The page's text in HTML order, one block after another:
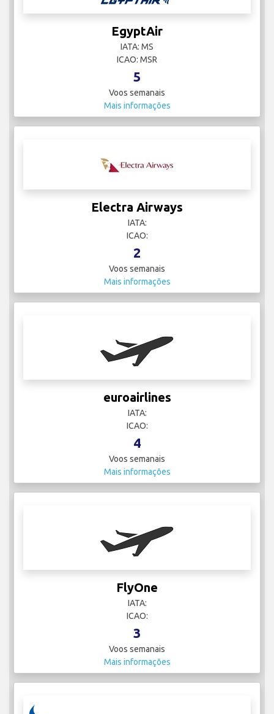
EgyptAir
IATA: MS
ICAO: MSR
5
Voos semanais
Mais informações
Electra Airways
IATA:
ICAO:
2
Voos semanais
Mais informações
euroairlines
IATA:
ICAO:
4
Voos semanais
Mais informações
FlyOne
IATA:
ICAO:
3
Voos semanais
Mais informações